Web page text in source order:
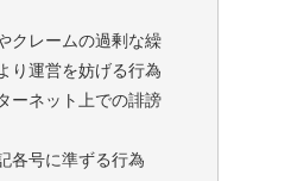
クレームの過剰な繰
り運営を妨げる行為
ーネット上での誹謗
各号に準ずる行為